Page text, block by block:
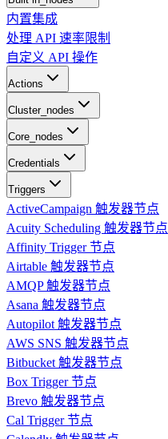
内置集成
处理 API 速率限制
自定义 API 操作
Actions
Cluster_nodes
Core_nodes
Credentials
Triggers
ActiveCampaign 触发器节点
Acuity Scheduling 触发器节点
Affinity Trigger 节点
Airtable 触发器节点
AMQP 触发器节点
Asana 触发器节点
Autopilot 触发器节点
AWS SNS 触发器节点
Bitbucket 触发器节点
Box Trigger 节点
Brevo 触发器节点
Cal Trigger 节点